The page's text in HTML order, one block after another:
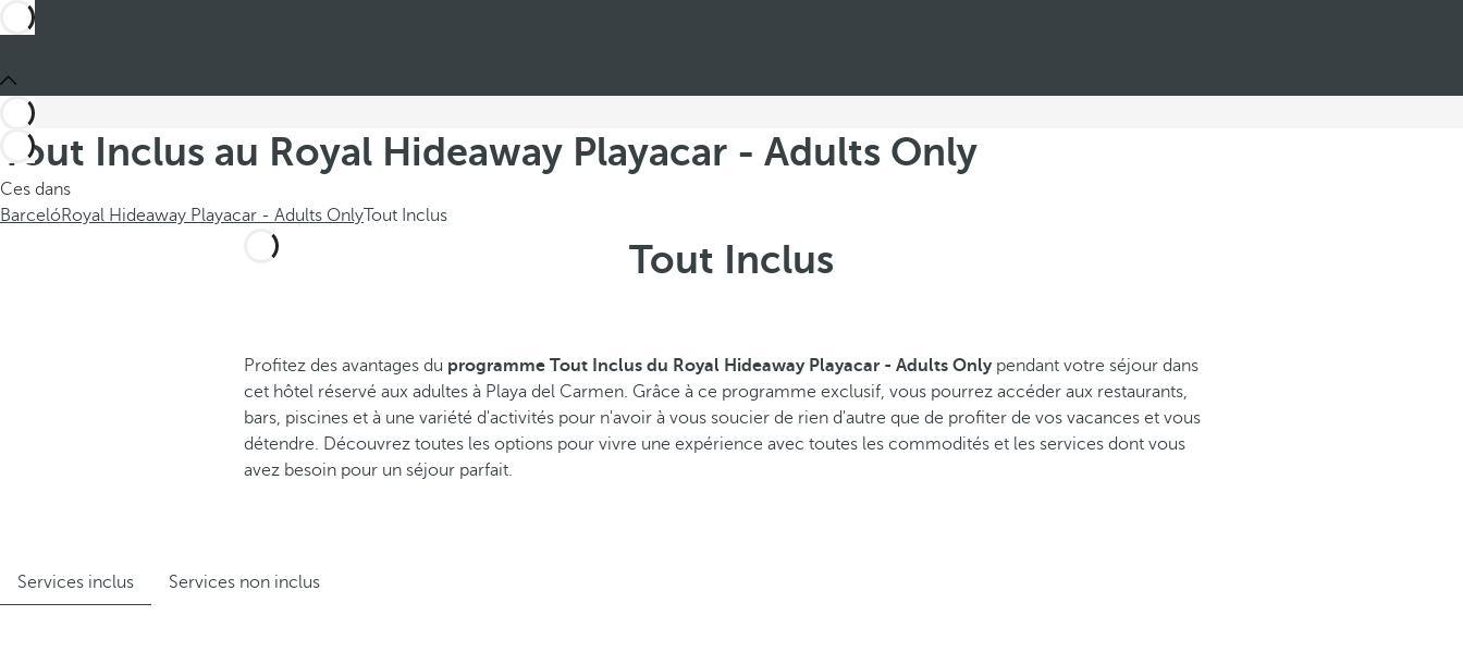
Tout Inclus au Royal Hideaway Playacar - Adults Only
Ces dans
BarcelóRoyal Hideaway Playacar - Adults OnlyTout Inclus
Tout Inclus
Profitez des avantages du programme Tout Inclus du Royal Hideaway Playacar - Adults Onlypendant votre séjour dans
cet hôtel réservé aux adultes à Playa del Carmen. Grâce à ce programme exclusif, vous pourrez accéder aux restaurants,
bars, piscines et à une variété d'activités pour n'avoir à vous soucier de rien d'autre que de profiter de vos vacances et vous
détendre. Découvrez toutes les options pour vivre une expérience avec toutes les commodités et les services dont vous
avez besoin pour un séjour parfait.
Services inclus Services non inclus